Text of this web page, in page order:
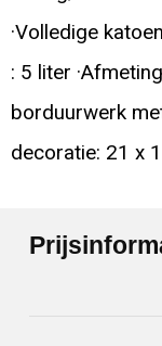
·Volledige
: 5 liter
borduurwerk
decoratie: 21 x